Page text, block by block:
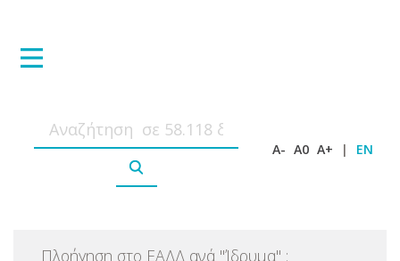
A- A0 A+ | EN
Πλοήγηση στο ΕΑΔΔ ανά "Ίδρυμα" :